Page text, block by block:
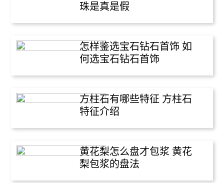
珠是真是假
怎样鉴选宝石钻石首饰 如
何选宝石钻石首饰
方柱石有哪些特征 方柱石
特征介绍
黄花梨怎么盘才包浆 黄花
梨包浆的盘法